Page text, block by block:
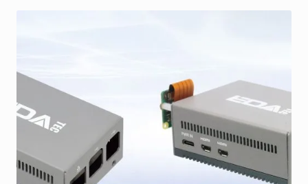
valinnat
tuotteen
sivulla.